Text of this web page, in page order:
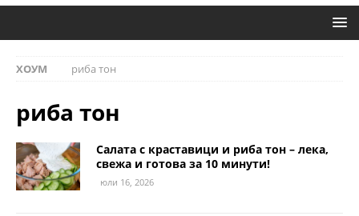
ХОУМ риба тон
риба тон
Салата с краставици и риба тон – лека,
свежа и готова за 10 минути!
юли 16, 2026